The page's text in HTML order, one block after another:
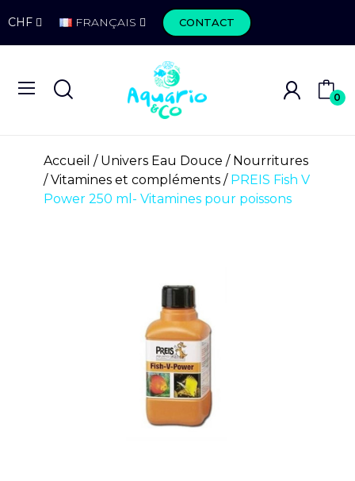
CHF FRANÇAIS CONTACT
0
Accueil Univers Eau Douce
Nourritures
Vitamines et compléments
PREIS Fish V
Power 250 ml- Vitamines pour poissons